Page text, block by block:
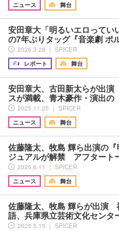
ニュース
舞台
安田章大「明るいエロってい
の7年ぶりタッグ『音楽劇 ポ
2026.3.28 ｜ SPICER
レポート
舞台
安田章大、古田新太らが出
スが満載、青木豪作・演出
2025.11.25 ｜ SPICER
ニュース
舞台
佐藤隆太、牧島 輝ら出演の
ジュアルが解禁 アフタート
2025.6.11 ｜ SPICER
ニュース
舞台
佐藤隆太、牧島 輝らが出演
語、兵庫県立芸術文化セン
2025.5.15 ｜ SPICER